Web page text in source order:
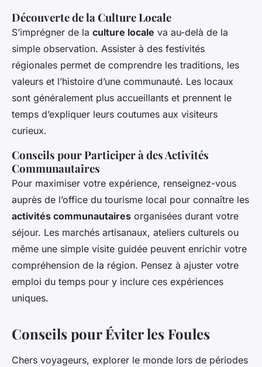
Découverte de la Culture Locale
S’imprégner de la culture locale va au-delà de la
simple observation. Assister à des festivités
régionales permet de comprendre les traditions, les
valeurs et l’histoire d’une communauté. Les locaux
sont généralement plus accueillants et prennent le
temps d’expliquer leurs coutumes aux visiteurs
curieux.
Conseils pour Participer à des Activités
Communautaires
Pour maximiser votre expérience, renseignez-vous
auprès de l’office du tourisme local pour connaître les
activités communautaires organisées durant votre
séjour. Les marchés artisanaux, ateliers culturels ou
même une simple visite guidée peuvent enrichir votre
compréhension de la région. Pensez à ajuster votre
emploi du temps pour y inclure ces expériences
uniques.
Conseils pour Éviter les Foules
Chers voyageurs, explorer le monde lors de périodes